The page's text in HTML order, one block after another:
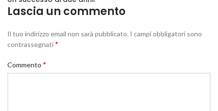
Lascia un commento
Il tuo indirizzo email non sarà pubblicato. I campi obbligatori sono
contrassegnati*
Commento *